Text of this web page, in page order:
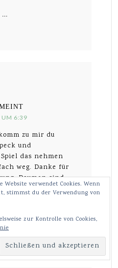
…
UM 6:39
zu mir du
und
das nehmen
weg. Danke für
Daumen sind
haben wir ja
grüße Familie Meer
…
Website verwendet Cookies. Wenn
stimmst du der Verwendung von
zur Kontrolle von Cookies,